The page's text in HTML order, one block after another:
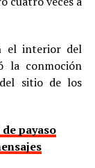
el interior del
la conmoción
sitio de los
payaso